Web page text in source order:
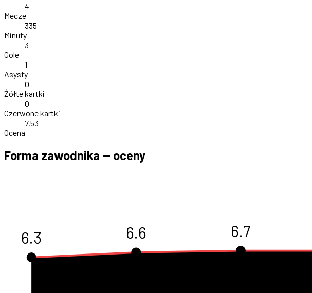
4
Mecze
335
Minuty
3
Gole
1
Asysty
0
Żółte kartki
0
Czerwone kartki
7.53
Ocena
Forma zawodnika — oceny
6.3 6.6 6.7